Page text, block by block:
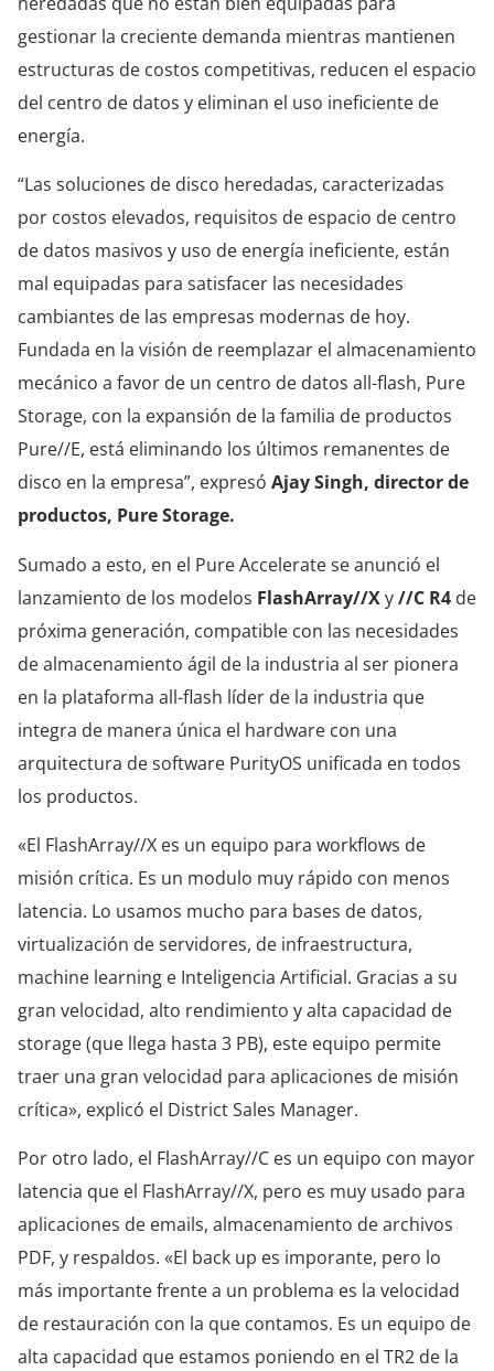
gestionar la creciente demanda mientras mantienen
estructuras de costos competitivas, reducen el espacio
del centro de datos y eliminan el uso ineficiente de
energía.
“Las soluciones de disco heredadas, caracterizadas
por costos elevados, requisitos de espacio de centro
de datos masivos y uso de energía ineficiente, están
mal equipadas para satisfacer las necesidades
cambiantes de las empresas modernas de hoy.
Fundada en la visión de reemplazar el almacenamiento
mecánico a favor de un centro de datos all-flash, Pure
Storage, con la expansión de la familia de productos
Pure//E, está eliminando los últimos remanentes de
disco en la empresa”, expresó Ajay Singh, director de
productos, Pure Storage.
Sumado a esto, en el Pure Accelerate se anunció el
lanzamiento de los modelos FlashArray//Xy//C R4 de
próxima generación, compatible con las necesidades
de almacenamiento ágil de la industria al ser pionera
en la plataforma all-flash líder de la industria que
integra de manera única el hardware con una
arquitectura de software PurityOS unificada en todos
los productos.
«El FlashArray//X es un equipo para workflows de
misión crítica. Es un modulo muy rápido con menos
latencia. Lo usamos mucho para bases de datos,
virtualización de servidores, de infraestructura,
machine learning e Inteligencia Artificial. Gracias a su
gran velocidad, alto rendimiento y alta capacidad de
storage (que llega hasta 3 PB), este equipo permite
traer una gran velocidad para aplicaciones de misión
crítica», explicó el District Sales Manager.
Por otro lado, el FlashArray//C es un equipo con mayor
latencia que el FlashArray//X, pero es muy usado para
aplicaciones de emails, almacenamiento de archivos
PDF, y respaldos. «El back up es imporante, pero lo
más importante frente a un problema es la velocidad
de restauración con la que contamos. Es un equipo de
alta capacidad que estamos poniendo en el TR2 de la